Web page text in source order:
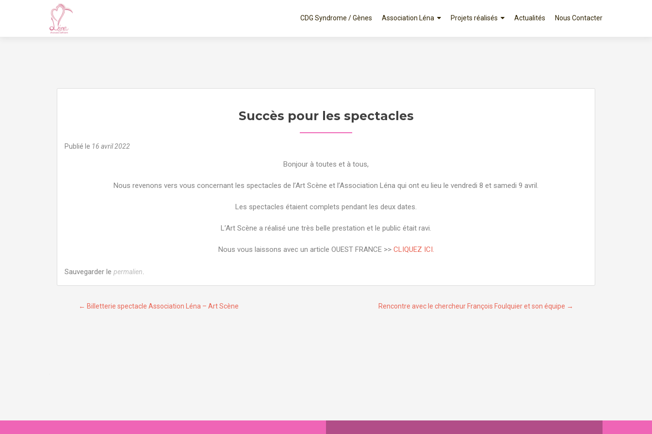
CDG Syndrome / Gènes
Association Léna Projets réalisés Actualités Nous Contacter
Succès pour les spectacles
Publié le 16 avril 2022
Bonjour à toutes et à tous,
Nous revenons vers vous concernant les spectacles de l’Art Scène et l’Association Léna qui ont eu lieu le vendredi 8 et samedi 9 avril.
Les spectacles étaient complets pendant les deux dates.
L’Art Scène a réalisé une très belle prestation et le public était ravi.
Nous vous laissons avec un article OUEST FRANCE >> CLIQUEZ ICI.
Sauvegarder le permalien.
Navigation de l’article
← Billetterie spectacle Association Léna – Art Scène Rencontre avec le chercheur François Foulquier et son équipe →